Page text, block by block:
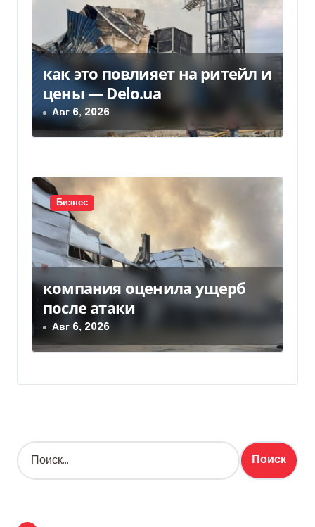
м
как это повлияет на ритейл и
цены — Delo.ua
Авг 6, 2026
Бизнес
компания оценила ущерб
после атаки
Авг 6, 2026
Н
а